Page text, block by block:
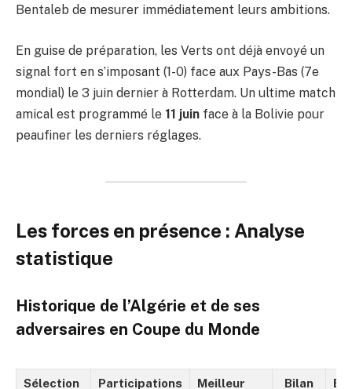
Bentaleb de mesurer immédiatement leurs ambitions.
En guise de préparation, les Verts ont déjà envoyé un
signal fort en s’imposant (1-0) face aux Pays-Bas (7e
mondial) le 3 juin dernier à Rotterdam. Un ultime match
amical est programmé le 11 juin face à la Bolivie pour
peaufiner les derniers réglages.
Les forces en présence : Analyse
statistique
Historique de l’Algérie et de ses
adversaires en Coupe du Monde
Sélection Participations
Meilleur
Bilan